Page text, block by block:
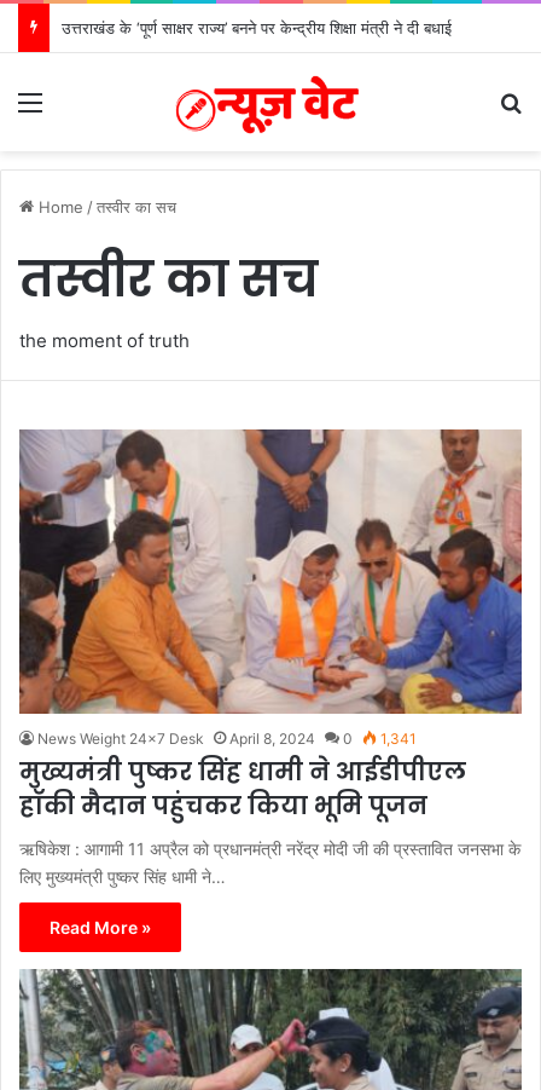
Home /तस्वीर का सच
तस्वीर का सच
the moment of truth
News Weight 24x7 Desk April 8, 2024 0 1,341
मुख्यमंत्री पुष्कर सिंह धामी ने आईडीपीएल
हॉकी मैदान पहुंचकर किया भूमि पूजन
ऋषिकेश : आगामी 11 अप्रैल को प्रधानमंत्री नरेंद्र मोदी जी की प्रस्तावित जनसभा के
लिए मुख्यमंत्री पुष्कर सिंह धामी ने…
Read More »